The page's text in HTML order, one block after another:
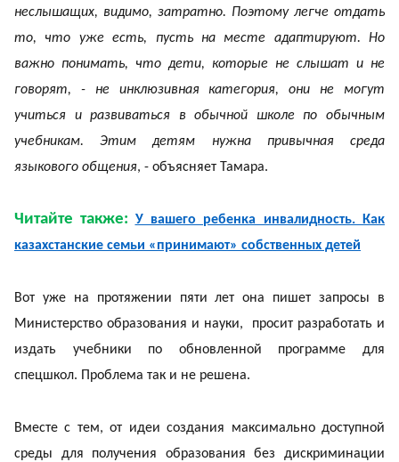
неслышащих, видимо, затратно. Поэтому легче отдать
то, что уже есть, пусть на месте адаптируют. Но
важно понимать, что дети, которые не слышат и не
говорят, - не инклюзивная категория, они не могут
учиться и развиваться в обычной школе по обычным
учебникам. Этим детям нужна привычная среда
языкового общения, - объясняет Тамара.
Читайте также: У вашего ребенка инвалидность. Как
казахстанские семьи «принимают» собственных детей
Вот уже на протяжении пяти лет она пишет запросы в
Министерство образования и науки, просит разработать и
издать учебники по обновленной программе для
спецшкол. Проблема так и не решена.
Вместе с тем, от идеи создания максимально доступной
среды для получения образования без дискриминации